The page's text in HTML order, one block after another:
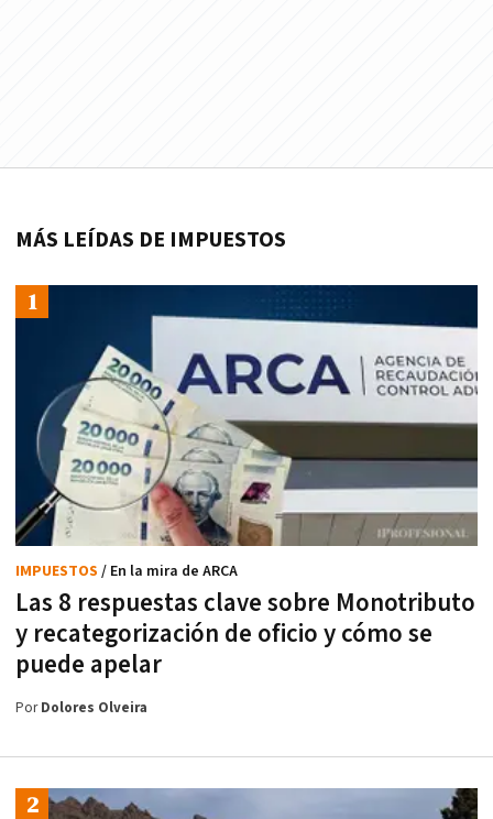
MÁS LEÍDAS DE IMPUESTOS
Las 8 respuestas clave sobre Monotributo
y recategorización de oficio y cómo se
puede apelar
IMPUESTOS / En la mira de ARCA
PorDolores Olveira